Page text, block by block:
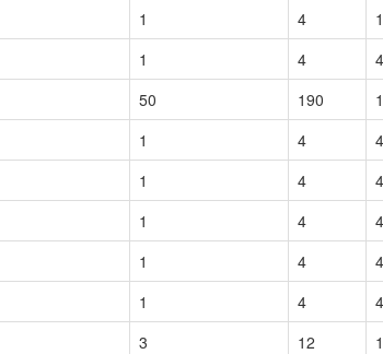
1 4 1
1 4 4
50 190
1 4 4
1 4 4
1 4 4
1 4 4
1 4 4
3 12